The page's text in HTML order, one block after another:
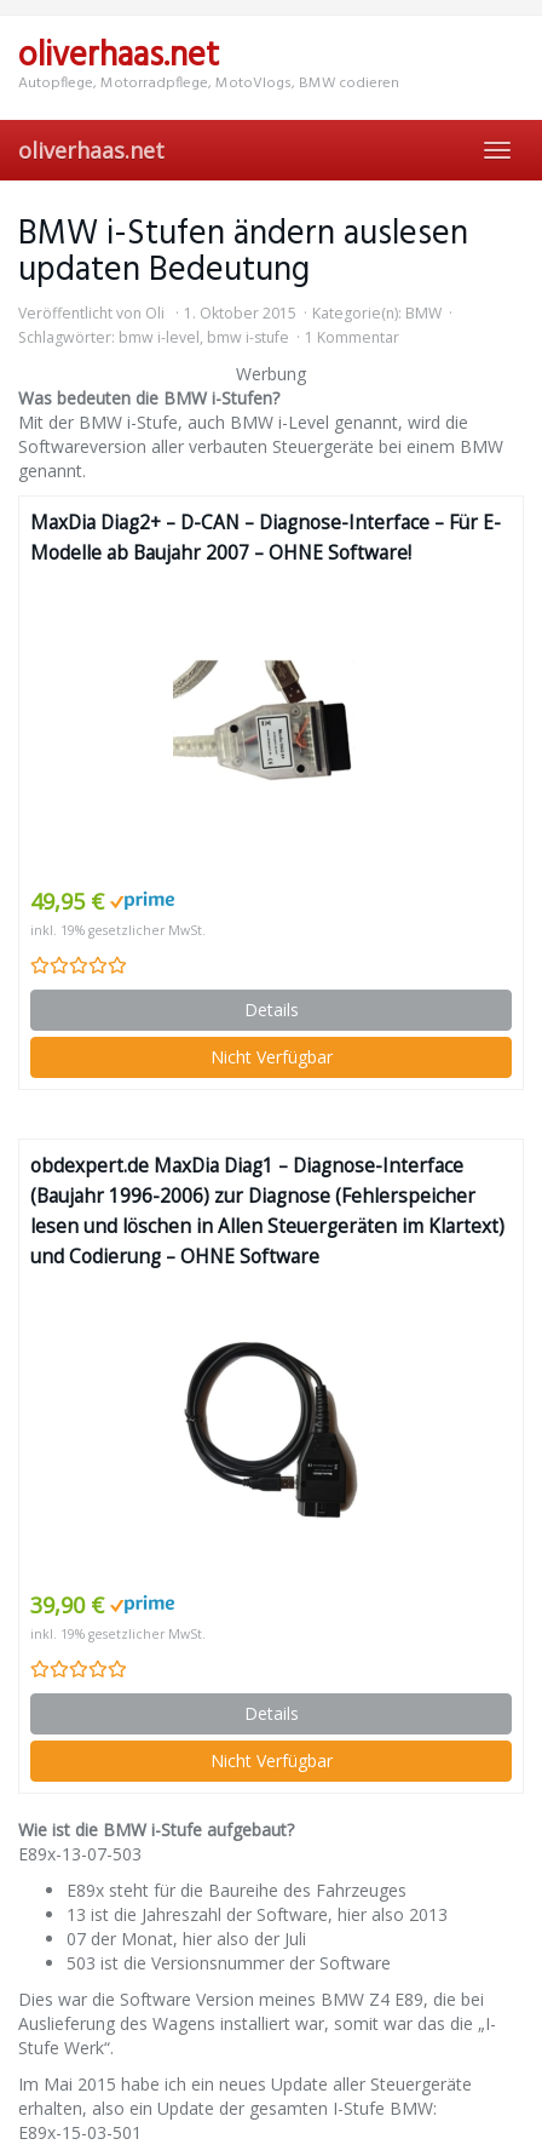
main
content
oliverhaas.net
Autopflege, Motorradpflege, MotoVlogs, BMW codieren
oliverhaas.net
BMW i-Stufen ändern auslesen
updaten Bedeutung
Veröffentlicht von Oli 1. Oktober 2015 Kategorie(n): BMW
Schlagwörter: bmw i-level, bmw i-stufe 1 Kommentar
Werbung
Was bedeuten die BMW i-Stufen?
Mit der BMW i-Stufe, auch BMW i-Level genannt, wird die
Softwareversion aller verbauten Steuergeräte bei einem BMW
genannt.
MaxDia Diag2+ – D-CAN – Diagnose-Interface – Für E-
Modelle ab Baujahr 2007 – OHNE Software!
49,95 €
inkl. 19% gesetzlicher MwSt.
Details
Nicht Verfügbar
obdexpert.de MaxDia Diag1 – Diagnose-Interface
(Baujahr 1996-2006) zur Diagnose (Fehlerspeicher
lesen und löschen in Allen Steuergeräten im Klartext)
und Codierung – OHNE Software
39,90 €
inkl. 19% gesetzlicher MwSt.
Details
Nicht Verfügbar
Wie ist die BMW i-Stufe aufgebaut?
E89x-13-07-503
E89x steht für die Baureihe des Fahrzeuges
13 ist die Jahreszahl der Software, hier also 2013
07 der Monat, hier also der Juli
503 ist die Versionsnummer der Software
Dies war die Software Version meines BMW Z4 E89, die bei
Auslieferung des Wagens installiert war, somit war das die „I-
Stufe Werk“.
Im Mai 2015 habe ich ein neues Update aller Steuergeräte
erhalten, also ein Update der gesamten I-Stufe BMW:
E89x-15-03-501